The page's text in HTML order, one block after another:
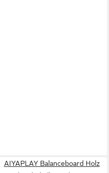
AIYAPLAY Balanceboard Holz